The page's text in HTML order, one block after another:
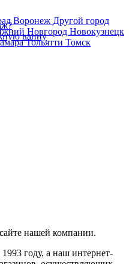
Воронеж Другой город
Новгород Новокузнецк
Тольятти Томск
ванну
нашей компании.
году, а наш интернет-